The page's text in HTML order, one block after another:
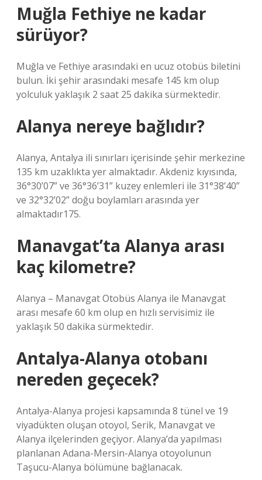
Muğla Fethiye ne kadar
sürüyor?
Muğla ve Fethiye arasındaki en ucuz otobüs biletini
bulun. İki şehir arasındaki mesafe 145 km olup
yolculuk yaklaşık 2 saat 25 dakika sürmektedir.
Alanya nereye bağlıdır?
Alanya, Antalya ili sınırları içerisinde şehir merkezine
135 km uzaklıkta yer almaktadır. Akdeniz kıyısında,
36°30’07” ve 36°36’31” kuzey enlemleri ile 31°38’40”
ve 32°32’02” doğu boylamları arasında yer
almaktadır175.
Manavgat’ta Alanya arası
kaç kilometre?
Alanya – Manavgat Otobüs Alanya ile Manavgat
arası mesafe 60 km olup en hızlı servisimiz ile
yaklaşık 50 dakika sürmektedir.
Antalya-Alanya otobanı
nereden geçecek?
Antalya-Alanya projesi kapsamında 8 tünel ve 19
viyadükten oluşan otoyol, Serik, Manavgat ve
Alanya ilçelerinden geçiyor. Alanya’da yapılması
planlanan Adana-Mersin-Alanya otoyolunun
Taşucu-Alanya bölümüne bağlanacak.